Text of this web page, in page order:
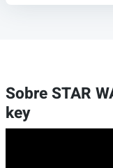
Sobre STAR
key